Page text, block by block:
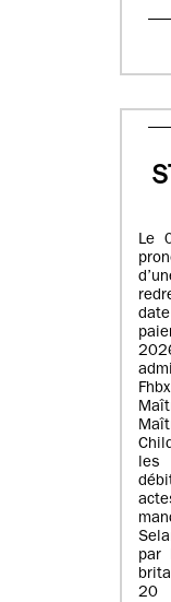
Le
les
par
20